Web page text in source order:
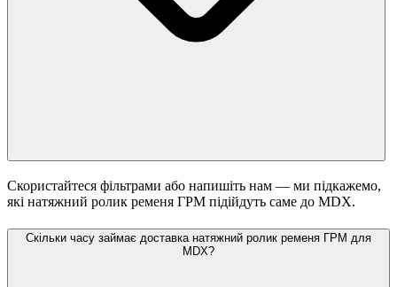
Скористайтеся фільтрами або напишіть нам — ми підкажемо,
які натяжний ролик ременя ГРМ підійдуть саме до MDX.
Скільки часу займає доставка натяжний ролик ременя ГРМ для
MDX?